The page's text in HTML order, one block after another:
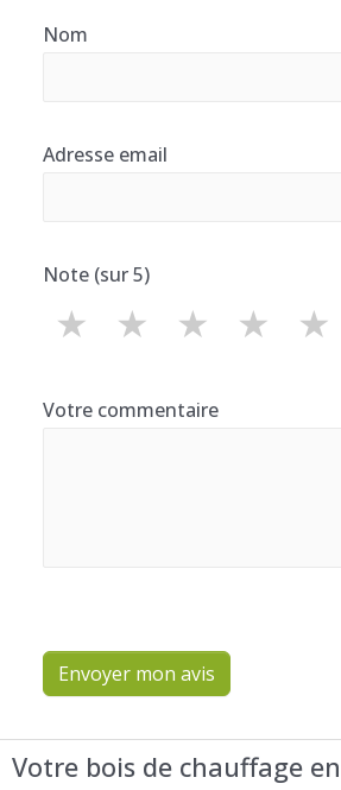
Nom
Adresse email
Note (sur 5)
★
★
★
★
★
Votre commentaire
Envoyer mon avis
Votre bois de chauffage